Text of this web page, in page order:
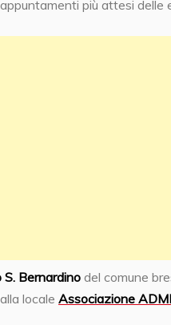
più attesi delle
Bernardino del comune
locale Associazione